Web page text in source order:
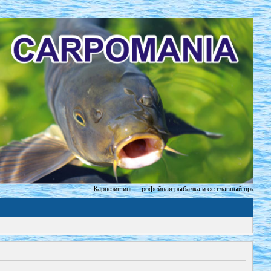
Карпфишинг - трофейная рыбалка и ее главный принцип